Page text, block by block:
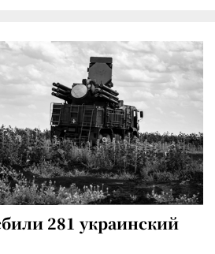
281 украинский